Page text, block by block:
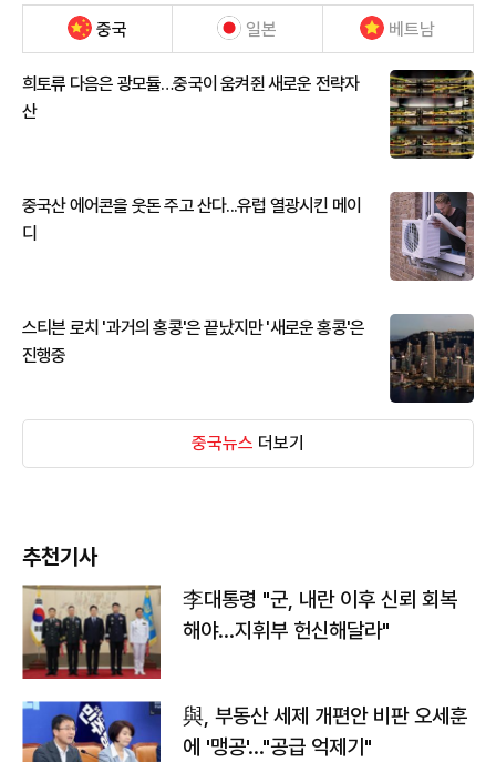
중국 일본 베트남
희토류 다음은 광모듈…중국이 움켜쥔 새로운 전략자
산
중국산 에어콘을 웃돈 주고 산다...유럽 열광시킨 메이
디
스티븐 로치 '과거의 홍콩'은 끝났지만 '새로운 홍콩'은
진행중
중국뉴스 더보기
추천기사
李대통령 "군, 내란 이후 신뢰 회복
해야…지휘부 헌신해달라"
與, 부동산 세제 개편안 비판 오세훈
에 '맹공'…"공급 억제기"